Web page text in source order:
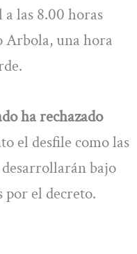
las 8.00 horas
Arbola, una hora
ha rechazado
el desfile como las
bajo
por el decreto.